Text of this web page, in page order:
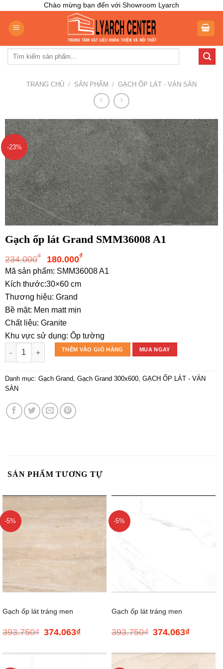
content
Chào mừng bạn đến với Showroom Lyarch
Tìm
TRANG CHỦ / SẢN PHẨM / GẠCH ỐP LÁT - VÁN SÀN
-23%
Gạch ốp lát Grand SMM36008 A1
234.000₫
Giá
gốc
là:
234.000₫.
180.000₫Giá
hiện
Mã sản phẩm: SMM36008 A1
Kích thước:30×60 cm
Thương hiệu: Grand
Bề mặt: Men matt mịn
Chất liệu: Granite
Khu vực sử dụng: Ốp tường
Gạch ốp lát Grand SMM36008 A1 số lượng
THÊM VÀO GIỎ HÀNG MUA NGAY
Danh mục: Gạch Grand, Gạch Grand 300x600, GẠCH ỐP LÁT - VÁN
SÀN
SẢN PHẨM TƯƠNG TỰ
-5%
Gạch ốp lát tráng men
800*800
393.750₫ Giá
là:
374.063₫Giá
tại
-5%
Gạch ốp lát tráng men
800*800
393.750₫ Giá
là:
374.063₫Giá
tại